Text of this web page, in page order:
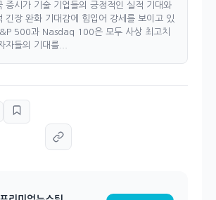
증시가 기술 기업들의 긍정적인 실적 기대와
긴장 완화 기대감에 힘입어 강세를 보이고 있
500과 Nasdaq 100은 모두 사상 최고치
자들의 기대를...